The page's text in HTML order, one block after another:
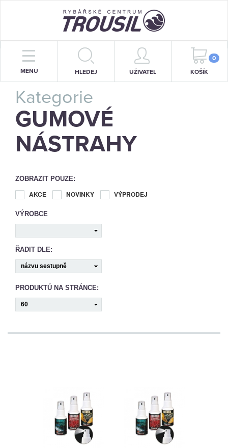
MENU HLEDEJ UŽIVATEL
0
KOŠÍK
PRUTY
NAVIJÁKY
BIŽUTERIE
KRMENÍ
PŘÍVLAČ
SIGNALIZÁTORY
OBLEČENÍ
CAMPING
PÉČE
O
ÚLOVEK
TOP
OBCHODNÍ
PODMÍNKY
Kategorie
GUMOVÉ
NÁSTRAHY
ZOBRAZIT POUZE:
AKCE NOVINKY VÝPRODEJ
VÝROBCE
ŘADIT DLE:
PRODUKTŮ NA STRÁNCE: